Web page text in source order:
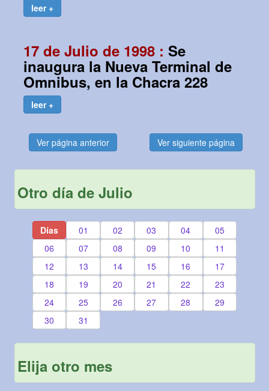
leer +
17 de Julio de 1998 : Se
inaugura la Nueva Terminal de
Omnibus, en la Chacra 228
leer +
Ver página anterior Ver siguiente página
Otro día de Julio
Días 01 02 03 04
05
06
07 08 09 10
11
12
13 14 15 16
17
18
19 20 21 22
23
24
25 26 27 28
29
30
31
Elija otro mes